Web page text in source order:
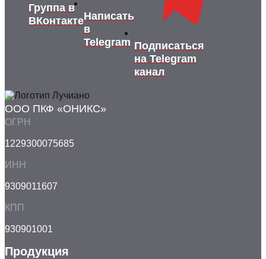
Группа в
ВКонтактеНаписать
в
Telegram Подписаться
на Telegram
канал
ООО ПКФ «ОНИКС»
ОГРН
1229300075685
ИНН
9309011607
КПП
930901001
Продукция